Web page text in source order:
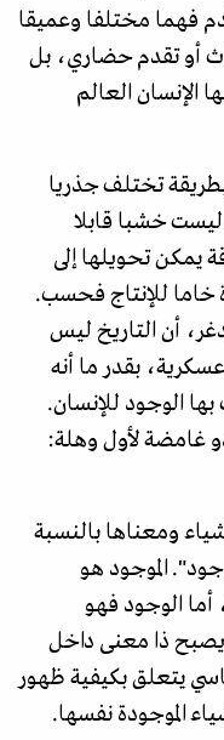
فهما مختلفا وعميقا
أو تقدم حضاري، بل
الإنسان العالم
بطريقة تختلف جذريا
خشبا قابلا
يمكن تحويلها إلى
للإنتاج فحسب.
أن التاريخ ليس
بقدر ما أنه
الوجود للإنسان.
غامضة لأول وهلة:
ومعناها بالنسبة
الموجود هو
أما الوجود فهو
ذا معنى داخل
يتعلق بكيفية ظهور
الموجودة نفسها.